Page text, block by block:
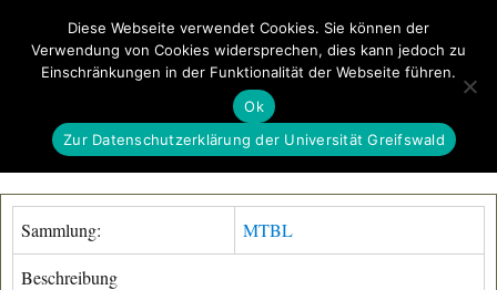
GeoGREIF MENÜ
Sammlung: MTBL
Beschreibung
Diese Webseite verwendet Cookies. Sie können der
Verwendung von Cookies widersprechen, dies kann jedoch zu
Einschränkungen in der Funktionalität der Webseite führen.
Ok
Zur Datenschutzerklärung der Universität Greifswald